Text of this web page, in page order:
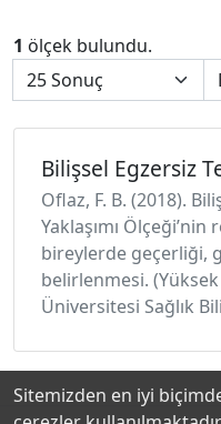
1 ölçek bulundu.
Bilişsel Egzersiz
Oflaz, F. B. (2018).
Yaklaşımı
bireylerde geçerliği,
belirlenmesi.
Üniversitesi Sağlık
Sitemizden en iyi